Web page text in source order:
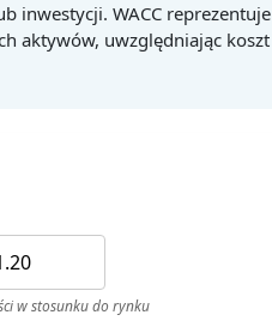
inwestycji. WACC reprezentuje
aktywów, uwzględniając koszt
w stosunku do rynku